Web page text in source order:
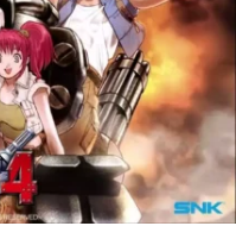
o
d
e
2
0
2